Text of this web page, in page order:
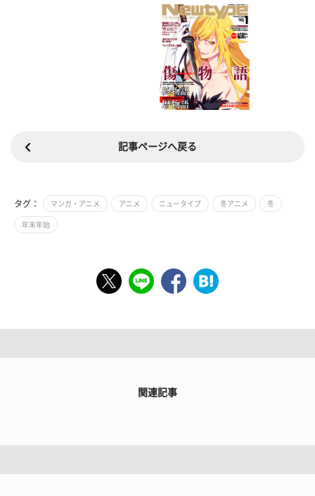
記事ページへ戻る
タグ： マンガ・アニメ アニメ ニュータイプ 冬アニメ 冬
年末年始
関連記事